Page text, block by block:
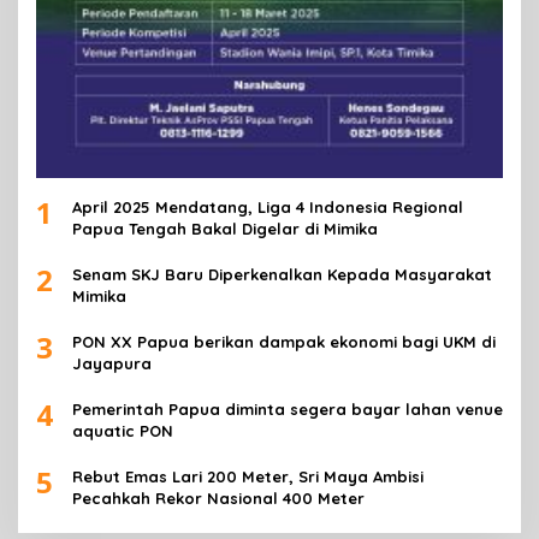
1
April 2025 Mendatang, Liga 4 Indonesia Regional
Papua Tengah Bakal Digelar di Mimika
2
Senam SKJ Baru Diperkenalkan Kepada Masyarakat
Mimika
3
PON XX Papua berikan dampak ekonomi bagi UKM di
Jayapura
4
Pemerintah Papua diminta segera bayar lahan venue
aquatic PON
5
Rebut Emas Lari 200 Meter, Sri Maya Ambisi
Pecahkah Rekor Nasional 400 Meter